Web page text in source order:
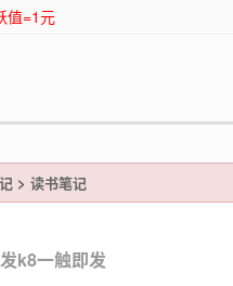
值=1元
> 读书笔记
k8一触即发